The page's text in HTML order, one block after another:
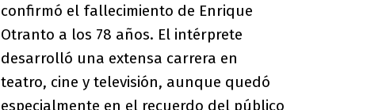
confirmó el fallecimiento de Enrique
Otranto a los 78 años. El intérprete
desarrolló una extensa carrera en
teatro, cine y televisión, aunque quedó
especialmente en el recuerdo del público